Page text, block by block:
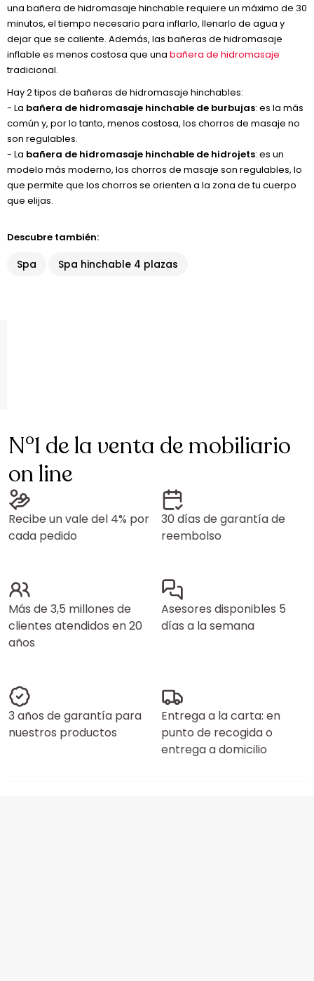
una bañera de hidromasaje hinchable requiere un máximo de 30
minutos, el tiempo necesario para inflarlo, llenarlo de agua y
dejar que se caliente. Además, las bañeras de hidromasaje
inflable es menos costosa que una bañera de hidromasaje
tradicional.
Hay 2 tipos de bañeras de hidromasaje hinchables:
- La bañera de hidromasaje hinchable de burbujas: es la más
común y, por lo tanto, menos costosa, los chorros de masaje no
son regulables.
- La bañera de hidromasaje hinchable de hidrojets: es un
modelo más moderno, los chorros de masaje son regulables, lo
que permite que los chorros se orienten a la zona de tu cuerpo
que elijas.
Descubre también:
Spa Spa hinchable 4 plazas
N°1 de la venta de mobiliario
on line
Recibe un vale del 4% por
cada pedido
30 días de garantía de
reembolso
Más de 3,5 millones de
clientes atendidos en 20
años
Asesores disponibles 5
días a la semana
3 años de garantía para
nuestros productos
Entrega a la carta: en
punto de recogida o
entrega a domicilio